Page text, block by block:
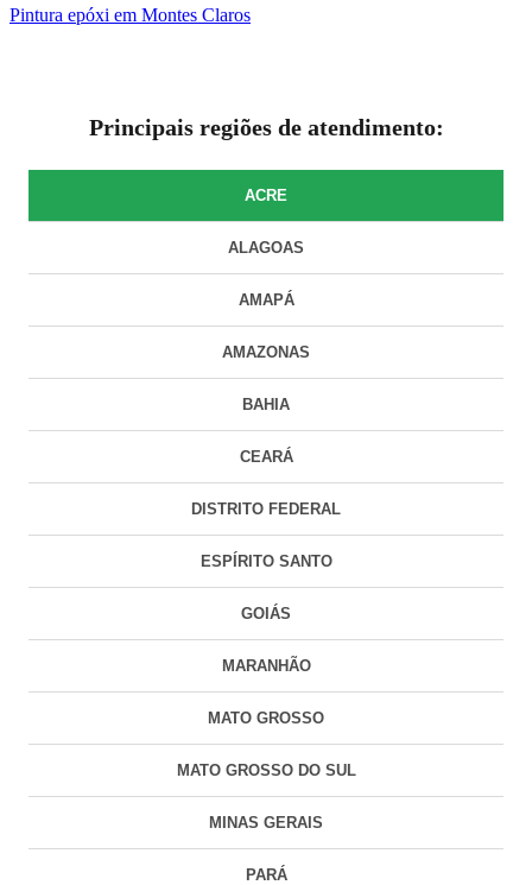
pintura epóxi em Montes Claros
Principais regiões de atendimento:
ACRE
ALAGOAS
AMAPÁ
AMAZONAS
BAHIA
CEARÁ
DISTRITO FEDERAL
ESPÍRITO SANTO
GOIÁS
MARANHÃO
MATO GROSSO
MATO GROSSO DO SUL
MINAS GERAIS
PARÁ